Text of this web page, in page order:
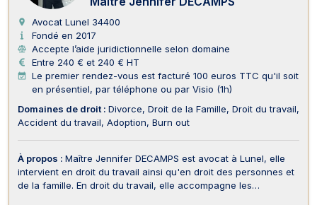
Avocat Lunel 34400
Fondé en 2017
Accepte l’aide juridictionnelle selon domaine
Entre 240 € et 240 € HT
Le premier rendez-vous est facturé 100 euros TTC qu'il soit
en présentiel, par téléphone ou par Visio (1h)
Domaines de droit : Divorce Droit de la Famille Droit du travail
Accident du travail Adoption Burn out
À propos : Maître Jennifer DECAMPS est avocat à Lunel, elle
intervient en droit du travail ainsi qu'en droit des personnes et
de la famille. En droit du travail, elle accompagne les